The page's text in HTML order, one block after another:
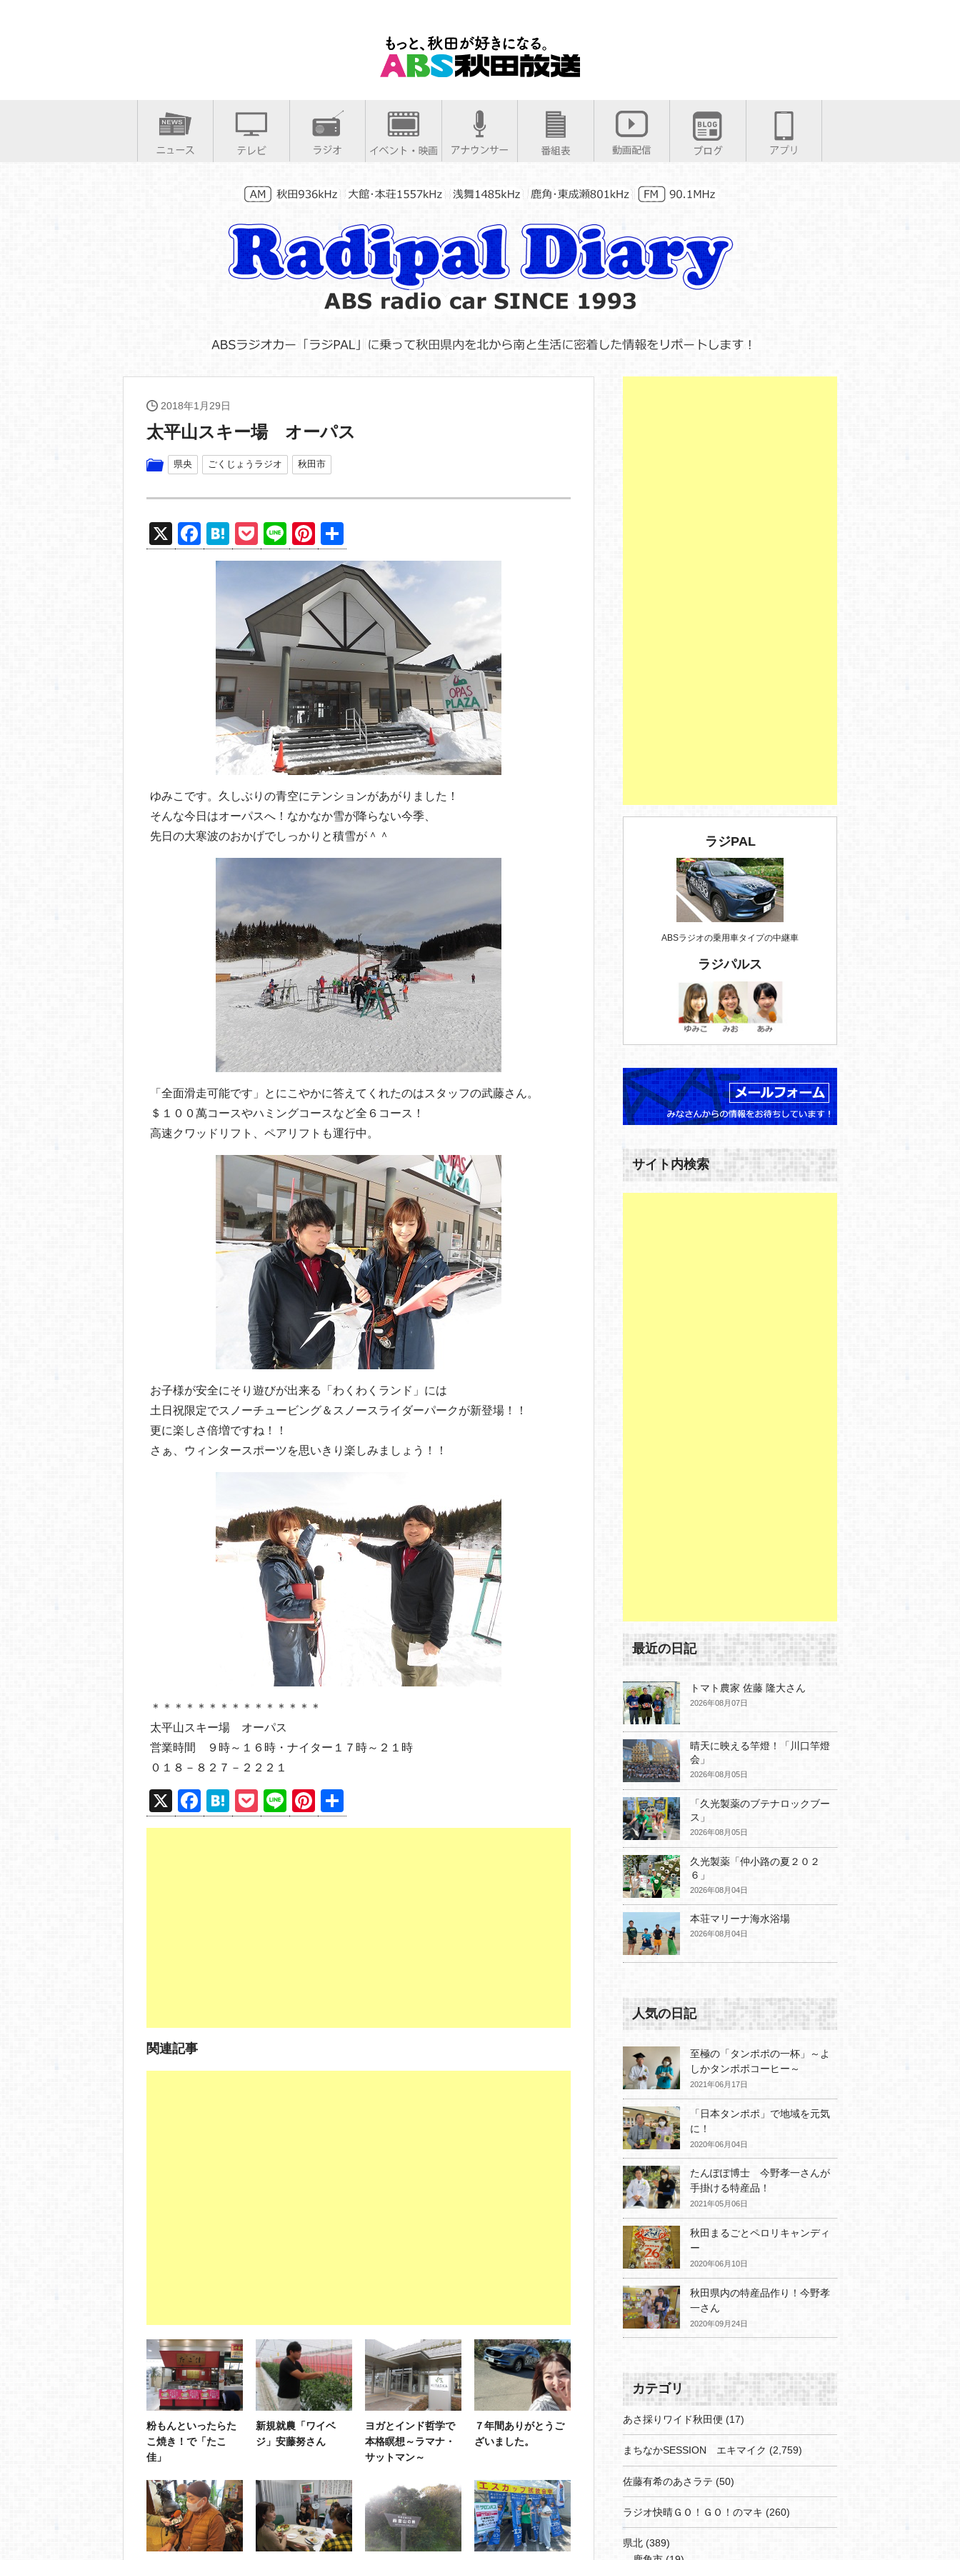
2018年1月29日
太平山スキー場 オーパス
県央 ごくじょうラジオ 秋田市
X
F
a
H
at
n
P
o
et
Li
n
e
Pi
nt
er
e
st
有
ゆみこです。久しぶりの青空にテンションがあがりました！
そんな今日はオーパスへ！なかなか雪が降らない今季、
先日の大寒波のおかげでしっかりと積雪が＾＾
「全面滑走可能です」とにこやかに答えてくれたのはスタッフの武藤さん。
＄１００萬コースやハミングコースなど全６コース！
高速クワッドリフト、ペアリフトも運行中。
お子様が安全にそり遊びが出来る「わくわくランド」には
土日祝限定でスノーチュービング＆スノースライダーパークが新登場！！
更に楽しさ倍増ですね！！
さぁ、ウィンタースポーツを思いきり楽しみましょう！！
＊＊＊＊＊＊＊＊＊＊＊＊＊＊＊
太平山スキー場 オーパス
営業時間 ９時～１６時・ナイター１７時～２１時
０１８－８２７－２２２１
X
F
a
H
at
P
o
Li
n
Pi
nt 有
関連記事
粉もんといったらた
こ焼き！で「たこ
佳」
新規就農「ワイベ
ジ」安藤努さん
ヨガとインド哲学で
本格瞑想～ラマナ・
サットマン～
７年間ありがとうご
ざいました。
ラジPAL
ABSラジオの乗用車タイプの中継車
ラジパルス
サイト内検索
最近の日記
トマト農家 佐藤 隆大さん
2026年08月07日
晴天に映える竿燈！「川口竿燈
会」
2026年08月05日
「久光製薬のブテナロックブー
ス」
2026年08月05日
久光製薬「仲小路の夏２０２
６」
2026年08月04日
本荘マリーナ海水浴場
2026年08月04日
人気の日記
至極の「タンポポの一杯」～よ
しかタンポポコーヒー～
2021年06月17日
「日本タンポポ」で地域を元気
に！
2020年06月04日
たんぽぽ博士 今野孝一さんが
手掛ける特産品！
2021年05月06日
秋田まるごとペロリキャンディ
ー
2020年06月10日
秋田県内の特産品作り！今野孝
一さん
2020年09月24日
カテゴリ
あさ採りワイド秋田便 (17)
まちなかSESSION エキマイク (2,759)
佐藤有希のあさラテ (50)
ラジオ快晴ＧＯ！ＧＯ！のマキ (260)
県北 (389)